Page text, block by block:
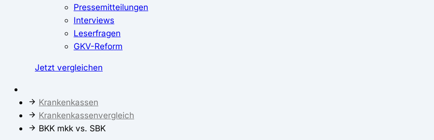
Pressemitteilungen
Interviews
Leserfragen
GKV-Reform
Jetzt vergleichen
Krankenkassen
Krankenkassenvergleich
BKK mkk vs. SBK